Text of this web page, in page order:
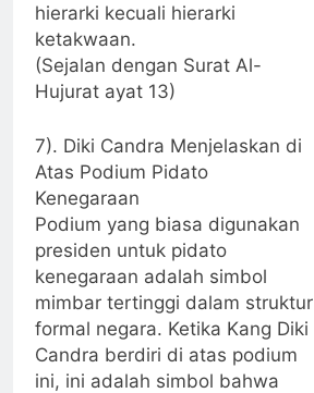
hierarki kecuali hierarki
ketakwaan.
(Sejalan dengan Surat Al-
Hujurat ayat 13)
7). Diki Candra Menjelaskan di
Atas Podium Pidato
Kenegaraan
Podium yang biasa digunakan
presiden untuk pidato
kenegaraan adalah simbol
mimbar tertinggi dalam struktur
formal negara. Ketika Kang Diki
Candra berdiri di atas podium
ini, ini adalah simbol bahwa